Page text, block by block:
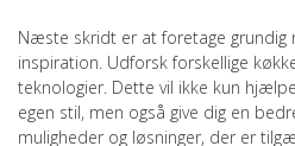
Næste skridt er at foretage grundig
inspiration. Udforsk forskellige
teknologier. Dette vil ikke kun
egen stil, men også give dig en
muligheder og løsninger, der er